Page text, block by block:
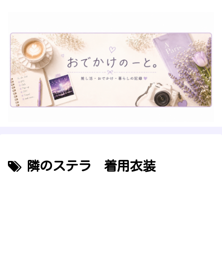
隣のステラ 着用衣装